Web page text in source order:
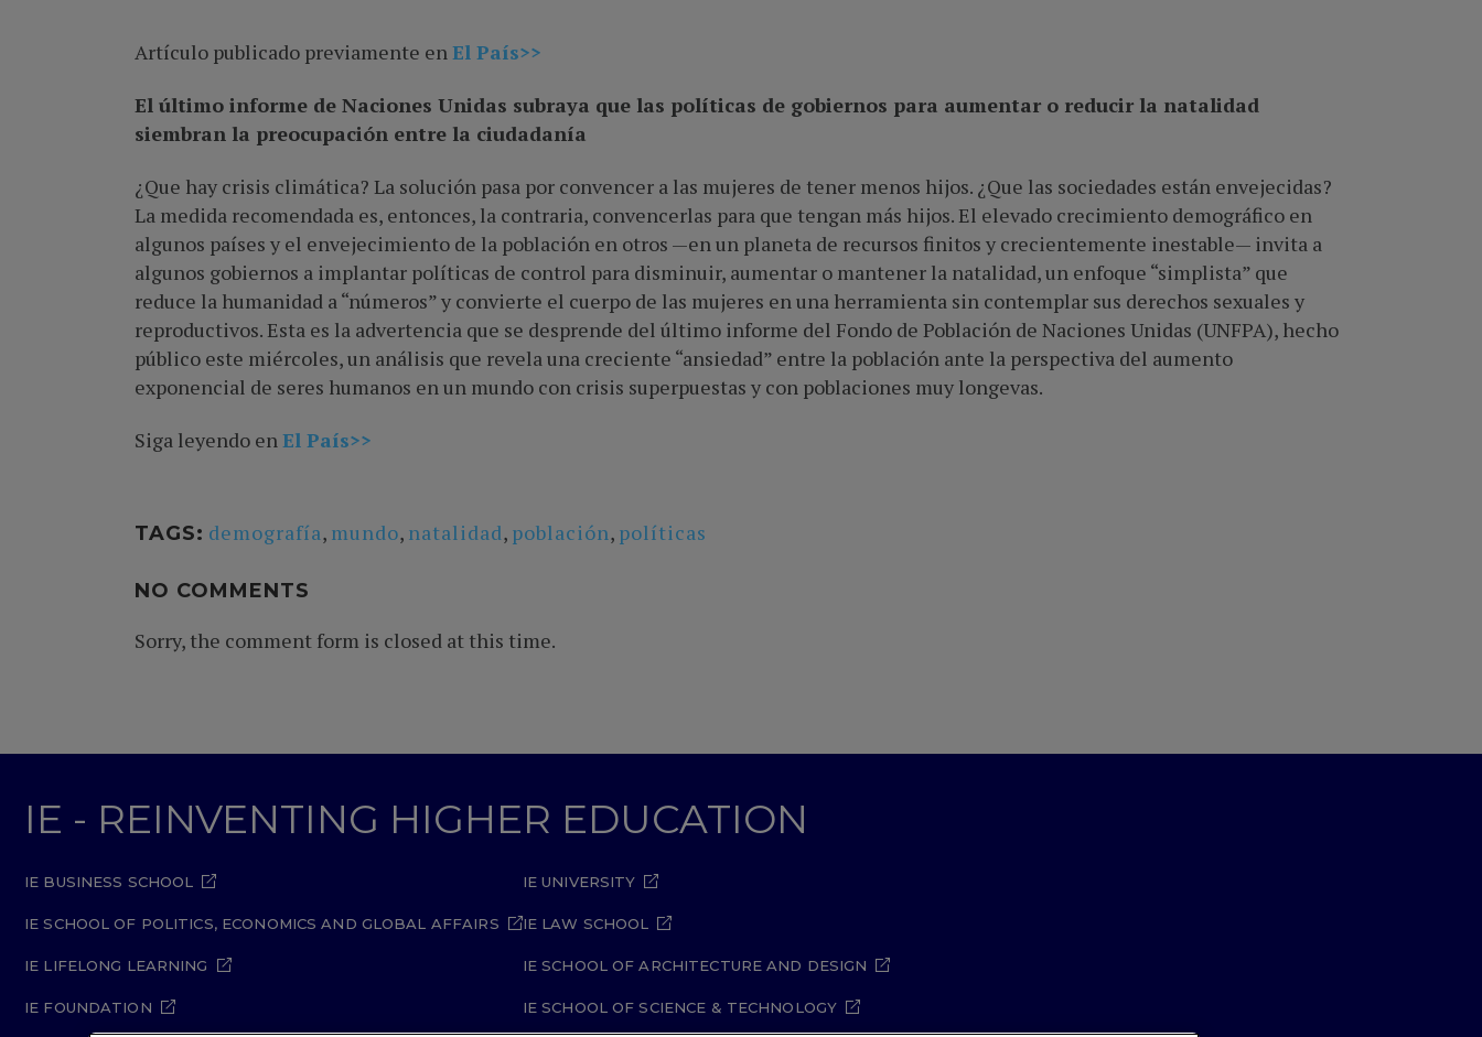
Artículo publicado previamente en El País>>
El último informe de Naciones Unidas subraya que las políticas de gobiernos para aumentar o reducir la natalidad
siembran la preocupación entre la ciudadanía
¿Que hay crisis climática? La solución pasa por convencer a las mujeres de tener menos hijos. ¿Que las sociedades están envejecidas?
La medida recomendada es, entonces, la contraria, convencerlas para que tengan más hijos. El elevado crecimiento demográfico en
algunos países y el envejecimiento de la población en otros —en un planeta de recursos finitos y crecientemente inestable— invita a
algunos gobiernos a implantar políticas de control para disminuir, aumentar o mantener la natalidad, un enfoque “simplista” que
reduce la humanidad a “números” y convierte el cuerpo de las mujeres en una herramienta sin contemplar sus derechos sexuales y
reproductivos. Esta es la advertencia que se desprende del último informe del Fondo de Población de Naciones Unidas (UNFPA), hecho
público este miércoles, un análisis que revela una creciente “ansiedad” entre la población ante la perspectiva del aumento
exponencial de seres humanos en un mundo con crisis superpuestas y con poblaciones muy longevas.
Siga leyendo en El País>>
TAGS: demografía, mundo, natalidad, población, políticas
NO COMMENTS
Sorry, the comment form is closed at this time.
IE - REINVENTING HIGHER EDUCATION
IE BUSINESS SCHOOL
IE SCHOOL OF POLITICS, ECONOMICS AND GLOBAL AFFAIRS
IE LIFELONG LEARNING
IE FOUNDATION
IE UNIVERSITY
IE LAW SCHOOL
IE SCHOOL OF ARCHITECTURE AND DESIGN
IE SCHOOL OF SCIENCE & TECHNOLOGY